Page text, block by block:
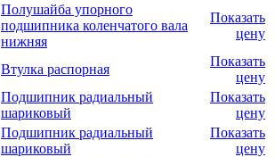
Полушайба упорного
подшипника коленчатого вала
нижняя
Показать
цену
Втулка распорная
Показать
цену
Подшипник радиальный
шариковый
Показать
цену
Подшипник радиальный
шариковый
Показать
цену